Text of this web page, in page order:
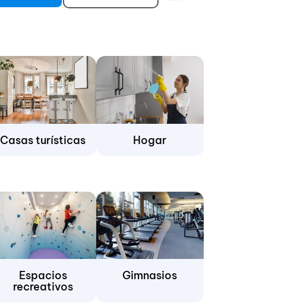
Casas turísticas Hogar
Espacios
recreativos
Gimnasios